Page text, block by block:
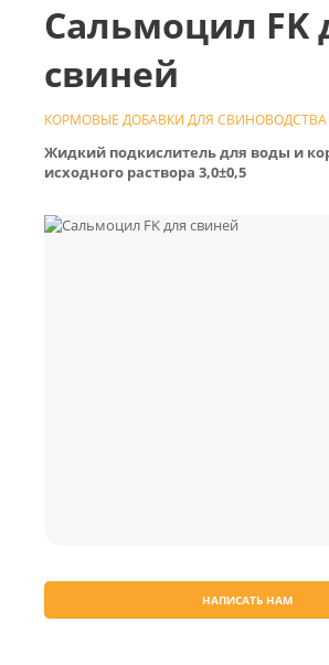
Сальмоцил FK
свиней
КОРМОВЫЕ ДОБАВКИ ДЛЯ СВИНОВОДСТВА
Жидкий подкислитель для воды и
исходного раствора 3,0±0,5
НАПИСАТЬ НАМ